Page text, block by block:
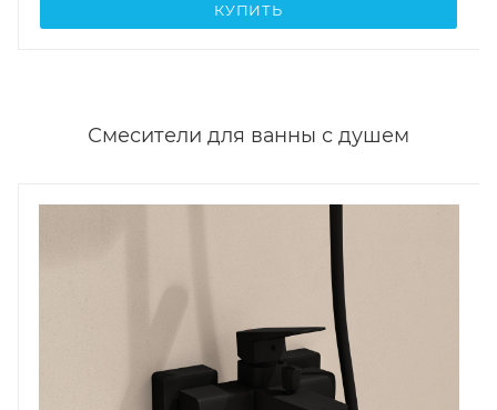
КУПИТЬ
Смесители для ванны с душем